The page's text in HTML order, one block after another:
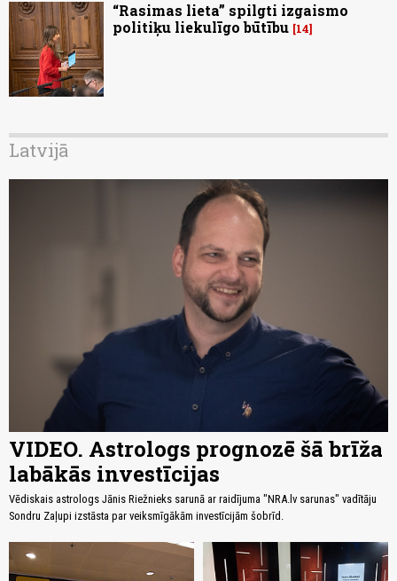
“Rasimas lieta” spilgti izgaismo
politiķu liekulīgo būtību 14
Latvijā
VIDEO. Astrologs prognozē šā brīža
labākās investīcijas
Vēdiskais astrologs Jānis Riežnieks sarunā ar raidījuma "NRA.lv sarunas" vadītāju
Sondru Zaļupi izstāsta par veiksmīgākām investīcijām šobrīd.